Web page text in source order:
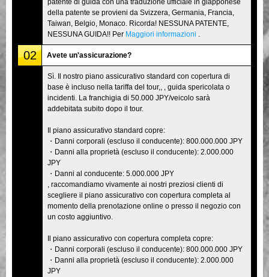
della patente se provieni da Svizzera, Germania, Francia,
Taiwan, Belgio, Monaco. Ricorda! NESSUNA PATENTE,
NESSUNA GUIDA!! Per Maggiori informazioni
02 Avete un'assicurazione?
Sì. Il nostro piano assicurativo standard con copertura di
base è incluso nella tariffa del tour,, , guida spericolata o
incidenti. La franchigia di 50.000 JPY/veicolo sarà
addebitata subito dopo il tour.
Il piano assicurativo standard copre:
・Danni corporali (escluso il conducente): 800.000.000 JPY
・Danni alla proprietà (escluso il conducente): 2.000.000
JPY
・Danni al conducente: 5.000.000 JPY
, raccomandiamo vivamente ai nostri preziosi clienti di
scegliere il piano assicurativo con copertura completa al
momento della prenotazione online o presso il negozio con
un costo aggiuntivo.
Il piano assicurativo con copertura completa copre:
・Danni corporali (escluso il conducente): 800.000.000 JPY
・Danni alla proprietà (escluso il conducente): 2.000.000
JPY